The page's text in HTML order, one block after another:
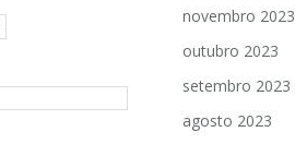
novembro 2023
outubro 2023
setembro 2023
agosto 2023